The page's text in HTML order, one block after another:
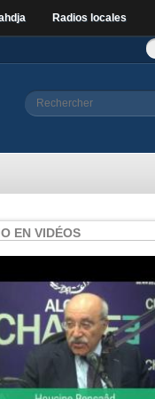
Radios locales
Formulaire de
Rechercher
EN VIDÉOS